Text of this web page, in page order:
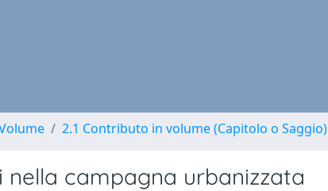
2.1 Contributo in volume (Capitolo o Saggio)
campagna urbanizzata